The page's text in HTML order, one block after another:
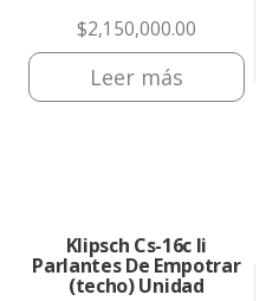
$2,150,000.00
Leer más
Klipsch Cs-16c Ii
Parlantes De Empotrar
(techo) Unidad